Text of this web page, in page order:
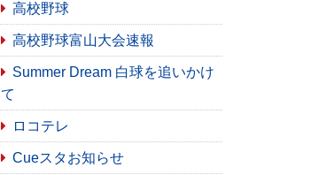
高校野球
高校野球富山大会速報
Summer Dream 白球を追いかけ
て
ロコテレ
Cueスタお知らせ